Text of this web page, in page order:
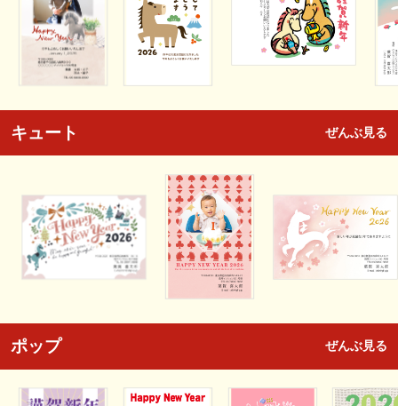
キュート ぜんぶ見る
ポップ ぜんぶ見る